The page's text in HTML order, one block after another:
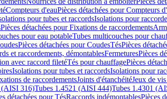
Compteurs d'eauPièces détachées pour Compteurs
pour tubes et raccordsIsolations pour
Pièces détachées pour Fixations de raccordements
pour eau potableTubes multicouches pour
Pièces détachées pour CoudesTésPièces
et raccordements, démontablesFermeturesPièces
avec raccord filetéTés pour chauffagePièces
Isolations pour tubes et raccordsIsolations pour
de raccordementsJoints d'étanchéitéJeux de
(AISI 316)Tubes 1.4521 (AISI 444)Tubes 1.4301
détachées pour TésRaccords indémontablesPièces